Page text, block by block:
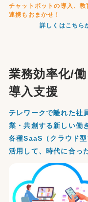
チャットボットの導入、教
連携もおまかせ！
詳しくはこちら
業務効率化/
導入支援
テレワークで離れた社
業・共創する新しい働
各種SaaS（クラウド
活用して、時代に合っ